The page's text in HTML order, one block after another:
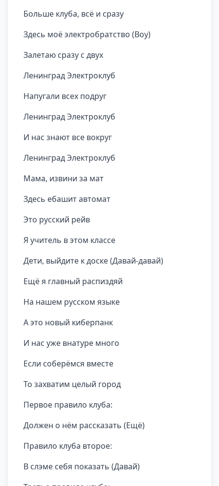
Больше клуба, всё и сразу
Здесь моё электробратство (Воу)
Залетаю сразу с двух
Ленинград Электроклуб
Напугали всех подруг
Ленинград Электроклуб
И нас знают все вокруг
Ленинград Электроклуб
Мама, извини за мат
Здесь ебашит автомат
Это русский рейв
Я учитель в этом классе
Дети, выйдите к доске (Давай-давай)
Ещё я главный распиздяй
На нашем русском языке
А это новый киберпанк
И нас уже внатуре много
Если соберёмся вместе
То захватим целый город
Первое правило клуба:
Должен о нём рассказать (Ещё)
Правило клуба второе:
В слэме себя показать (Давай)